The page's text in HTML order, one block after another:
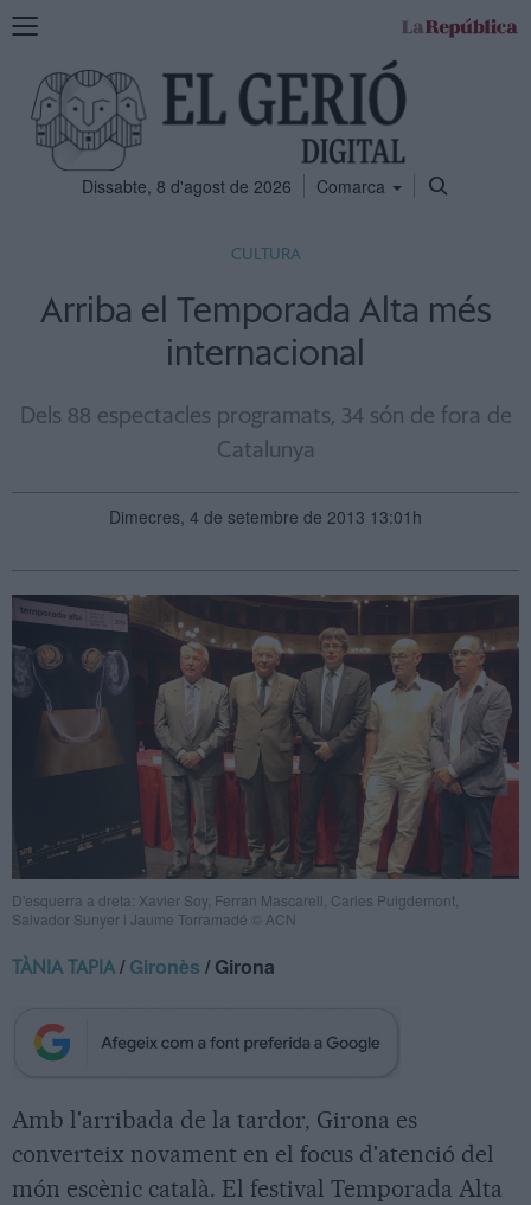
Mostra
navegació
Dissabte, 8 d'agost de 2026 Comarca
CULTURA
Arriba el Temporada Alta més
internacional
Dels 88 espectacles programats, 34 són de fora de
Catalunya
Dimecres, 4 de setembre de 2013 13:01h
D'esquerra a dreta: Xavier Soy, Ferran Mascarell, Carles Puigdemont,
Salvador Sunyer i Jaume Torramadé © ACN
TÀNIA TAPIA/Gironès / Girona
Amb l'arribada de la tardor, Girona es
converteix novament en el focus d'atenció del
món escènic català. El festival Temporada Alta